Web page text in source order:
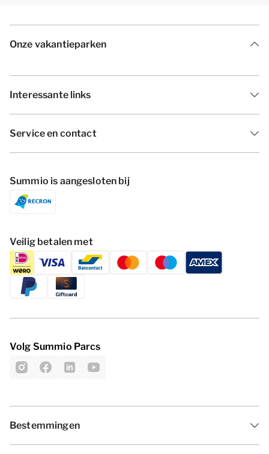
Onze vakantieparken
Interessante links
Service en contact
Summio is aangesloten bij
Veilig betalen met
Volg Summio Parcs
Bestemmingen